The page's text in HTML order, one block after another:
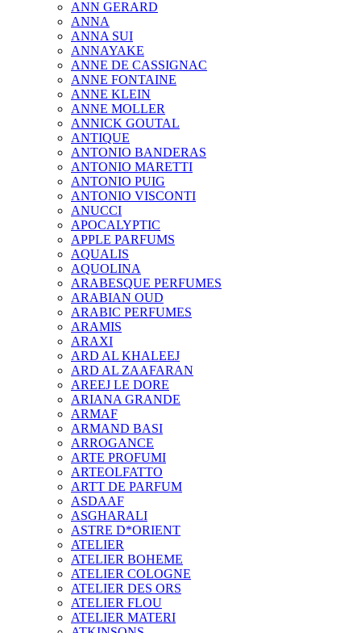
ANN GERARD
ANNA
ANNA SUI
ANNAYAKE
ANNE DE CASSIGNAC
ANNE FONTAINE
ANNE KLEIN
ANNE MOLLER
ANNICK GOUTAL
ANTIQUE
ANTONIO BANDERAS
ANTONIO MARETTI
ANTONIO PUIG
ANTONIO VISCONTI
ANUCCI
APOCALYPTIC
APPLE PARFUMS
AQUALIS
AQUOLINA
ARABESQUE PERFUMES
ARABIAN OUD
ARABIC PERFUMES
ARAMIS
ARAXI
ARD AL KHALEEJ
ARD AL ZAAFARAN
AREEJ LE DORE
ARIANA GRANDE
ARMAF
ARMAND BASI
ARROGANCE
ARTE PROFUMI
ARTEOLFATTO
ARTT DE PARFUM
ASDAAF
ASGHARALI
ASTRE D*ORIENT
ATELIER
ATELIER BOHEME
ATELIER COLOGNE
ATELIER DES ORS
ATELIER FLOU
ATELIER MATERI